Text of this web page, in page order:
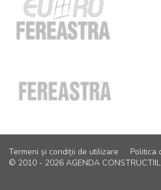
Termeni și condiții de utilizare
Politica
© 2010 - 2026 AGENDA